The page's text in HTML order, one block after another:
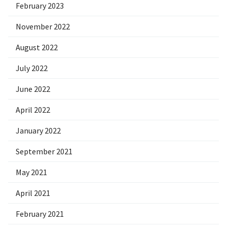
February 2023
November 2022
August 2022
July 2022
June 2022
April 2022
January 2022
September 2021
May 2021
April 2021
February 2021